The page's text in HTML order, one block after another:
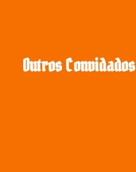
Outros Convidados